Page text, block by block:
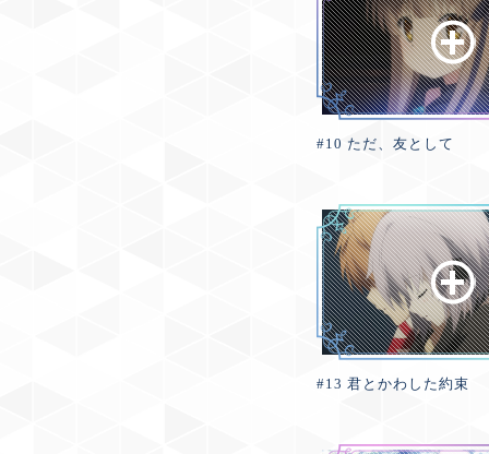
#10 ただ、友として
#13 君とかわした約束